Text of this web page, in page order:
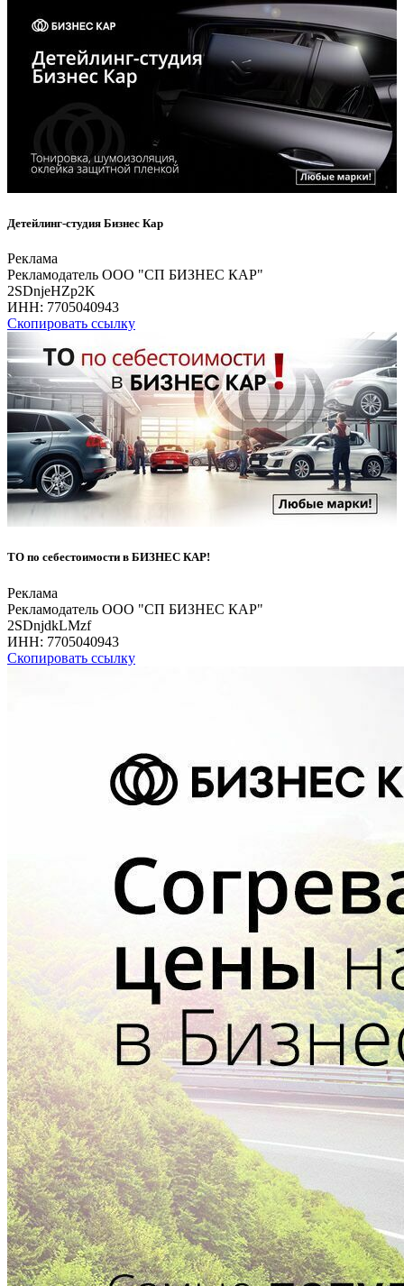
Детейлинг-студия Бизнес Кар
Реклама
Рекламодатель ООО "СП БИЗНЕС КАР"
2SDnjeHZp2K
ИНН: 7705040943
Скопировать ссылку
ТО по себестоимости в БИЗНЕС КАР!
Реклама
Рекламодатель ООО "СП БИЗНЕС КАР"
2SDnjdkLMzf
ИНН: 7705040943
Скопировать ссылку